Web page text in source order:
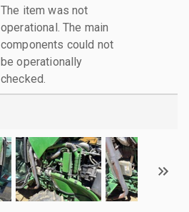
The item was not
operational. The main
components could not
be operationally
checked.